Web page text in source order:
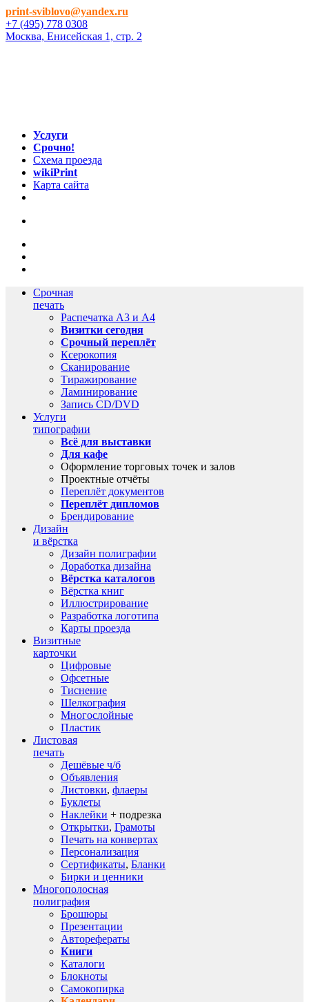
print-sviblovo@yandex.ru
+7 (495) 778 0308
Москва, Енисейская 1, стр. 2
Услуги
Срочно!
Схема проезда
wikiPrint
Карта сайта
Срочная
печать
Распечатка А3 и А4
Визитки сегодня
Срочный переплёт
Ксерокопия
Сканирование
Тиражирование
Ламинирование
Запись CD/DVD
Услуги
типографии
Всё для выставки
Для кафе
Оформление торговых точек и залов
Проектные отчёты
Переплёт документов
Переплёт дипломов
Брендирование
Дизайн
и вёрстка
Дизайн полиграфии
Доработка дизайна
Вёрстка каталогов
Вёрстка книг
Иллюстрирование
Разработка логотипа
Карты проезда
Визитные
карточки
Цифровые
Офсетные
Тиснение
Шелкография
Многослойные
Пластик
Листовая
печать
Дешёвые ч/б
Объявления
Листовки, флаеры
Буклеты
Наклейки + подрезка
Открытки, Грамоты
Печать на конвертах
Персонализация
Сертификаты, Бланки
Бирки и ценники
Многополосная
полиграфия
Брошюры
Презентации
Авторефераты
Книги
Каталоги
Блокноты
Самокопирка